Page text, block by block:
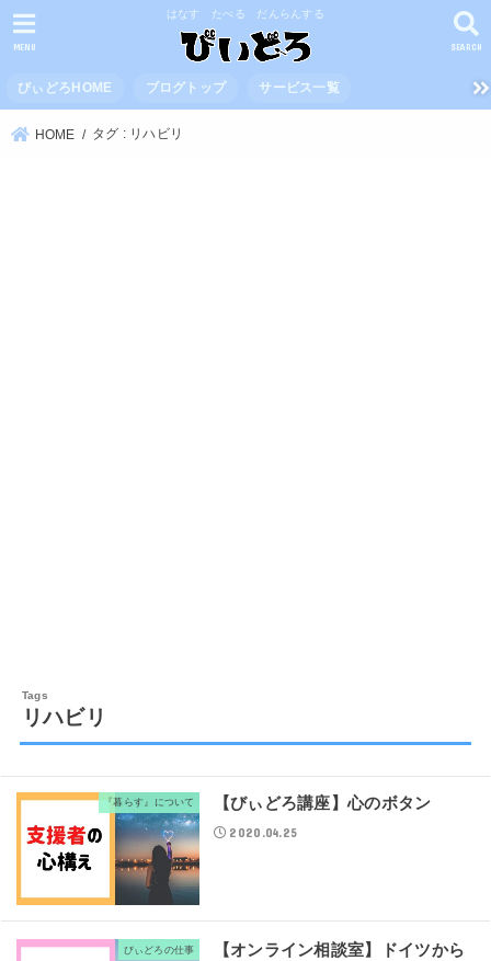
はなす たべる だんらんする
SEARCH
MENU
びぃどろHOME ブログトップ サービス一覧
HOME タグ : リハビリ
リハビリ
『暮らす』について 【びぃどろ講座】心のボタン
2020.04.25
びぃどろの仕事
【オンライン相談室】ドイツから